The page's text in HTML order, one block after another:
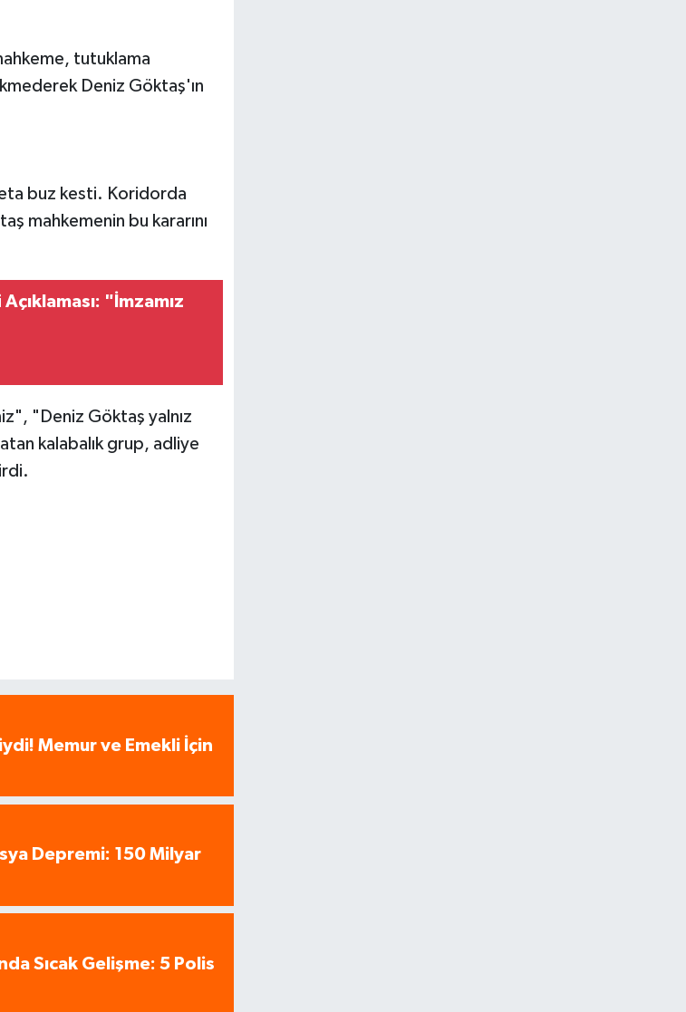
tutuklama
Deniz Göktaş'ın
buz kesti. Koridorda
mahkemenin bu kararını
"İmzamız
"Deniz Göktaş yalnız
kalabalık grup, adliye
Memur ve Emekli İçin
Depremi: 150 Milyar
Sıcak Gelişme: 5 Polis